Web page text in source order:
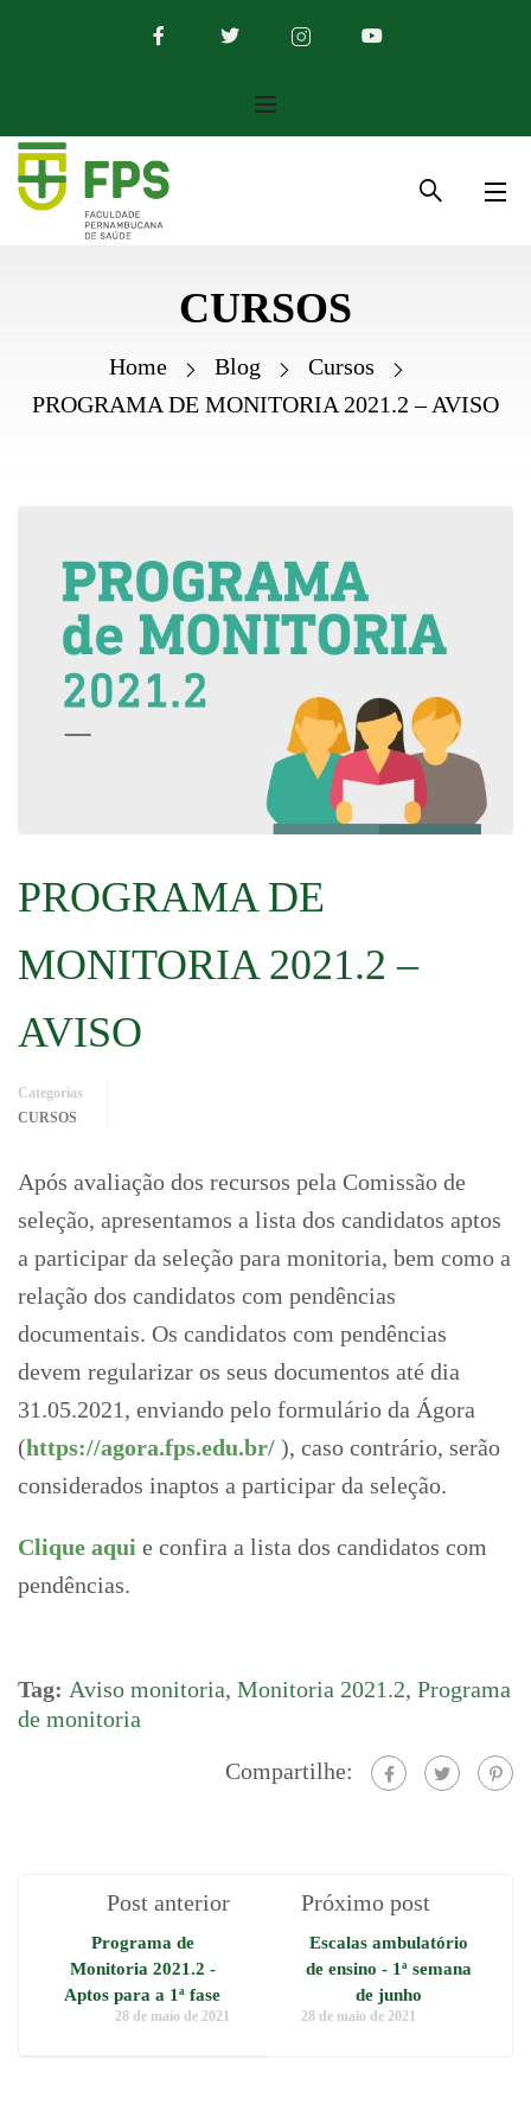
CURSOS
Home Blog
Cursos
PROGRAMA DE MONITORIA 2021.2 – AVISO
PROGRAMA DE
MONITORIA 2021.2 –
AVISO
Categorias
CURSOS
Após avaliação dos recursos pela Comissão de
seleção, apresentamos a lista dos candidatos aptos
a participar da seleção para monitoria, bem como a
relação dos candidatos com pendências
documentais. Os candidatos com pendências
devem regularizar os seus documentos até dia
31.05.2021, enviando pelo formulário da Ágora
(https://agora.fps.edu.br/ ), caso contrário, serão
considerados inaptos a participar da seleção.
Clique aqui e confira a lista dos candidatos com
pendências.
Tag: Aviso monitoria, Monitoria 2021.2, Programa
de monitoria
Compartilhe:
Post anterior
Programa de
Monitoria 2021.2 -
Aptos para a 1ª fase
28 de maio de 2021
Próximo post
Escalas ambulatório
de ensino - 1ª semana
de junho
28 de maio de 2021